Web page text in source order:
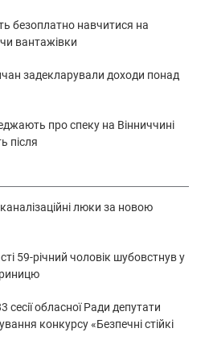
безоплатно навчитися на
вантажівки
задекларували доходи понад
про спеку на Вінниччині
після
люки за новою
59-річний чоловік шубовстнув у
сесії обласної Ради депутати
конкурсу «Безпечні стійкі